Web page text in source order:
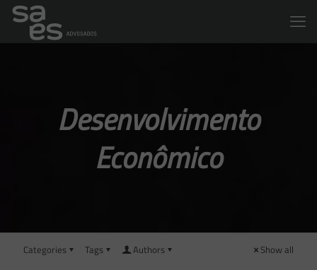
Desenvolvimento
Econômico
Categories Tags Authors Show all